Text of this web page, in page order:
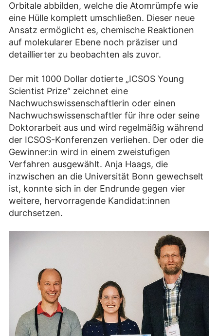
Orbitale abbilden, welche die Atomrümpfe wie
eine Hülle komplett umschließen. Dieser neue
Ansatz ermöglicht es, chemische Reaktionen
auf molekularer Ebene noch präziser und
detaillierter zu beobachten als zuvor.
Der mit 1000 Dollar dotierte „ICSOS Young
Scientist Prize“ zeichnet eine
Nachwuchswissenschaftlerin oder einen
Nachwuchswissenschaftler für ihre oder seine
Doktorarbeit aus und wird regelmäßig während
der ICSOS-Konferenzen verliehen. Der oder die
Gewinner:in wird in einem zweistufigen
Verfahren ausgewählt. Anja Haags, die
inzwischen an die Universität Bonn gewechselt
ist, konnte sich in der Endrunde gegen vier
weitere, hervorragende Kandidat:innen
durchsetzen.